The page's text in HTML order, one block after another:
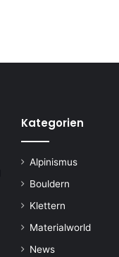
Kategorien
Alpinismus
Bouldern
Klettern
Materialworld
News